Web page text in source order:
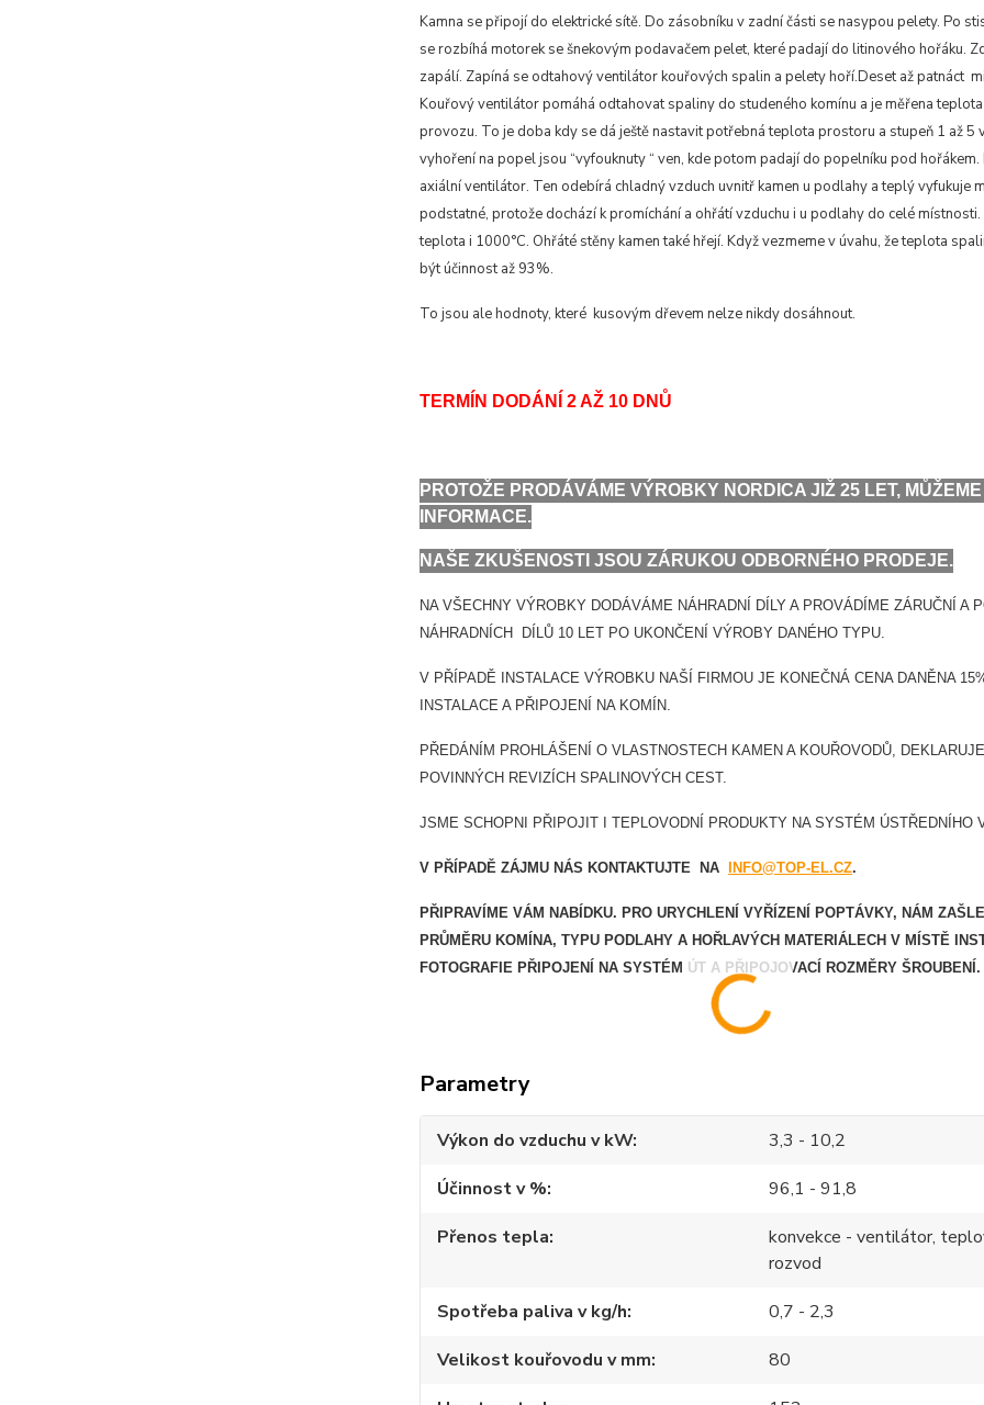
Kamna se připojí do elektrické sítě. Do zásobníku v zadní části se nasypou pelety. Po
se rozbíhá motorek se šnekovým podavačem pelet, které padají do litinového hořáku.
zapálí. Zapíná se odtahový ventilátor kouřových spalin a pelety hoří.Deset až patnáct
Kouřový ventilátor pomáhá odtahovat spaliny do studeného komínu a je měřena
provozu. To je doba kdy se dá ještě nastavit potřebná teplota prostoru a stupeň 1 až 5
vyhoření na popel jsou “vyfouknuty “ ven, kde potom padají do popelníku pod
axiální ventilátor. Ten odebírá chladný vzduch uvnitř kamen u podlahy a teplý
podstatné, protože dochází k promíchání a ohřátí vzduchu i u podlahy do celé
teplota i 1000°C. Ohřáté stěny kamen také hřejí. Když vezmeme v úvahu, že teplota
být účinnost až 93%.
To jsou ale hodnoty, které kusovým dřevem nelze nikdy dosáhnout.
TERMÍN DODÁNÍ 2 AŽ 10 DNŮ
PROTOŽE PRODÁVÁME VÝROBKY NORDICA JIŽ 25 LET,
INFORMACE.
NAŠE ZKUŠENOSTI JSOU ZÁRUKOU ODBORNÉHO PRODEJE.
NA VŠECHNY VÝROBKY DODÁVÁME NÁHRADNÍ DÍLY A PROVÁDÍME ZÁRUČNÍ A
NÁHRADNÍCH DÍLŮ 10 LET PO UKONČENÍ VÝROBY DANÉHO TYPU.
V PŘÍPADĚ INSTALACE VÝROBKU NAŠÍ FIRMOU JE KONEČNÁ CENA DANĚNA
INSTALACE A PŘIPOJENÍ NA KOMÍN.
PŘEDÁNÍM PROHLÁŠENÍ O VLASTNOSTECH KAMEN A KOUŘOVODŮ,
POVINNÝCH REVIZÍCH SPALINOVÝCH CEST.
JSME SCHOPNI PŘIPOJIT I TEPLOVODNÍ PRODUKTY NA SYSTÉM ÚSTŘEDNÍHO
V PŘÍPADĚ ZÁJMU NÁS KONTAKTUJTE NA INFO@TOP-EL.CZ.
PŘIPRAVÍME VÁM NABÍDKU. PRO URYCHLENÍ VYŘÍZENÍ POPTÁVKY, NÁM
PRŮMĚRU KOMÍNA, TYPU PODLAHY A HOŘLAVÝCH MATERIÁLECH V MÍSTĚ
FOTOGRAFIE PŘIPOJENÍ NA SYSTÉM ÚT A PŘIPOJOVACÍ ROZMĚRY ŠROUBENÍ.
Parametry
Výkon do vzduchu v kW
3,3 - 10,2
Účinnost v %
96,1 - 91,8
Přenos tepla
konvekce - ventilátor,
rozvod
Spotřeba paliva v kg/h
0,7 - 2,3
Velikost kouřovodu v mm
80